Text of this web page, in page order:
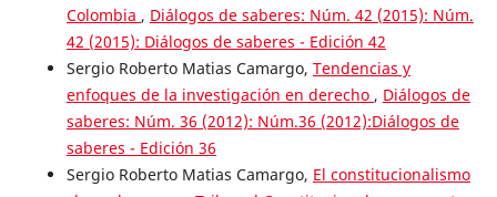
Colombia , Diálogos de saberes: Núm. 42 (2015): Núm.
42 (2015): Diálogos de saberes - Edición 42
Sergio Roberto Matias Camargo, Tendencias y
enfoques de la investigación en derecho , Diálogos de
saberes: Núm. 36 (2012): Núm.36 (2012):Diálogos de
saberes - Edición 36
Sergio Roberto Matias Camargo, El constitucionalismo